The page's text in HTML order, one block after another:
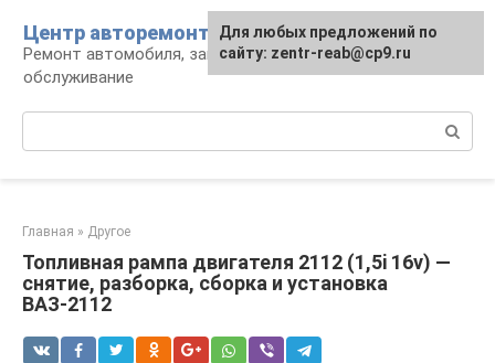
контенту
Центр авторемонта
Ремонт автомобиля, запчасти и
обслуживание
Главная » Другое
Топливная рампа двигателя 2112 (1,5i 16v) —
снятие, разборка, сборка и установка
ВАЗ-2112
Для любых предложений по
сайту: zentr-reab@cp9.ru